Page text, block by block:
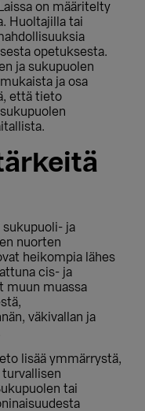
on määritelty
Huoltajilla tai
opetuksesta.
ja sukupuolen
ja osa
että tieto
ja
nuorten
heikompia lähes
cis- ja
muun muassa
väkivallan ja
lisää ymmärrystä,
turvallisen
tai